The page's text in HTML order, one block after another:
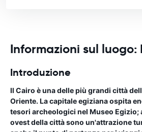
Informazioni sul luogo:
Introduzione
Il Cairo è una delle più grandi città
Oriente. La capitale egiziana ospita
tesori archeologici nel Museo Egizio;
ovest della città sono un'attrazione